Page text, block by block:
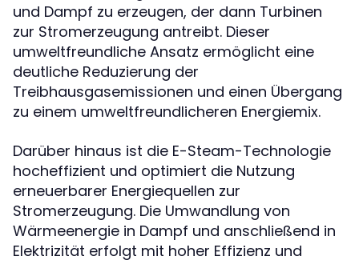
und Dampf zu erzeugen, der dann Turbinen
zur Stromerzeugung antreibt. Dieser
umweltfreundliche Ansatz ermöglicht eine
deutliche Reduzierung der
Treibhausgasemissionen und einen Übergang
zu einem umweltfreundlicheren Energiemix.
Darüber hinaus ist die E-Steam-Technologie
hocheffizient und optimiert die Nutzung
erneuerbarer Energiequellen zur
Stromerzeugung. Die Umwandlung von
Wärmeenergie in Dampf und anschließend in
Elektrizität erfolgt mit hoher Effizienz und